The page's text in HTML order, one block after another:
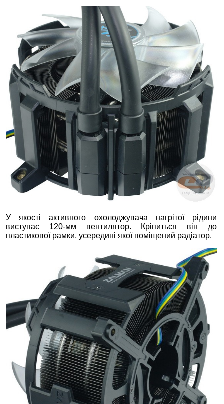
У якості активного охолоджувача нагрітої рідини
виступає 120-мм вентилятор. Кріпиться він до
пластикової рамки, усередині якої поміщений радіатор.